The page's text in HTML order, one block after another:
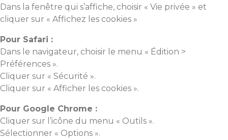
Dans la fenêtre qui s’affiche, choisir « Vie privée » et
cliquer sur « Affichez les cookies »
Pour Safari :
Dans le navigateur, choisir le menu « Édition >
Préférences ».
Cliquer sur « Sécurité ».
Cliquer sur « Afficher les cookies ».
Pour Google Chrome :
Cliquer sur l’icône du menu « Outils ».
Sélectionner « Options ».